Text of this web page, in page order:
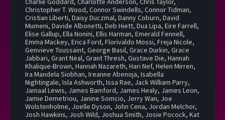
Christopher T. Wood, Connor Swindells, Connor Tidman,
Cristian Liberti, Daisy Duczmal, Danny Coburn, David
Mumeni, Davide Albonetti, Deb Hiett, Dua Lipa, Eire Farrell,
Elise Gallup, Ella Nonini, Ellis Harman, Emerald Fennell,
Emma Mackey, Erica Ford, Florivaldo Mossi, Freja Nicole,
Genvieve Toussaint, George Basil, Grace Durkin, Grace
Jabbari, Grant Neal, Grant Thresh, Gustave Die, Hannah
Khalique-Brown, Hannah Nazareth, Hari Nef, Helen Mirren,
Ira Mandela Siobhan, Ireanne Abenoja, Isabella
Nightingale, Isla Ashworth, Issa Rae, Jack William Parry,
Jamaal Lewis, James Bamford, James Healy, James Leon,
Jamie Demetriou, Janine Somcio, Jerry Wan, Joe
Wolstenholme, Joelle Dyson, John Cena, Jordan Melchor,
Josh Hawkins, Josh Wild, Joshua Smith, Josie Pocock, Kat